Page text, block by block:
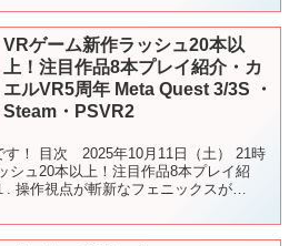
VRゲーム新作ラッシュ20本以
上！注目作品8本プレイ紹介・カ
エルVR5周年 Meta Quest 3/3S ・
Steam・PSVR2
す！ 目次 2025年10月11日（土） 21時
シュ20本以上！注目作品8本プレイ紹
. 操作視点が斬新なフェニックスが